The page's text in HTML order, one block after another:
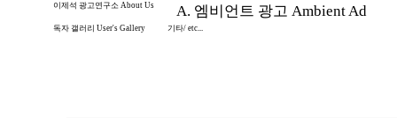
이제석 광고연구소 About Us A. 엠비언트 광고 Ambient Ad
독자 갤러리 User's Gallery 기타/ etc...